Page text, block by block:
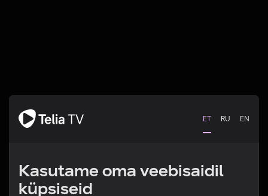
ET RU EN
Kasutame oma veebisaidil
küpsiseid